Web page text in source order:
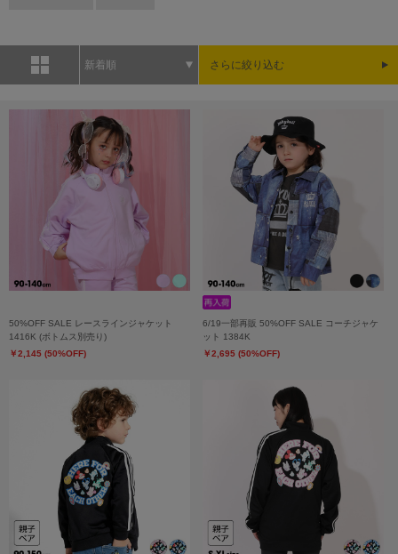
新着順 さらに絞り込む
50%OFF SALE レースラインジャケット
1416K (ボトムス別売り)
￥2,145 (50%OFF)
6/19一部再販 50%OFF SALE コーチジャケ
ット 1384K
￥2,695 (50%OFF)